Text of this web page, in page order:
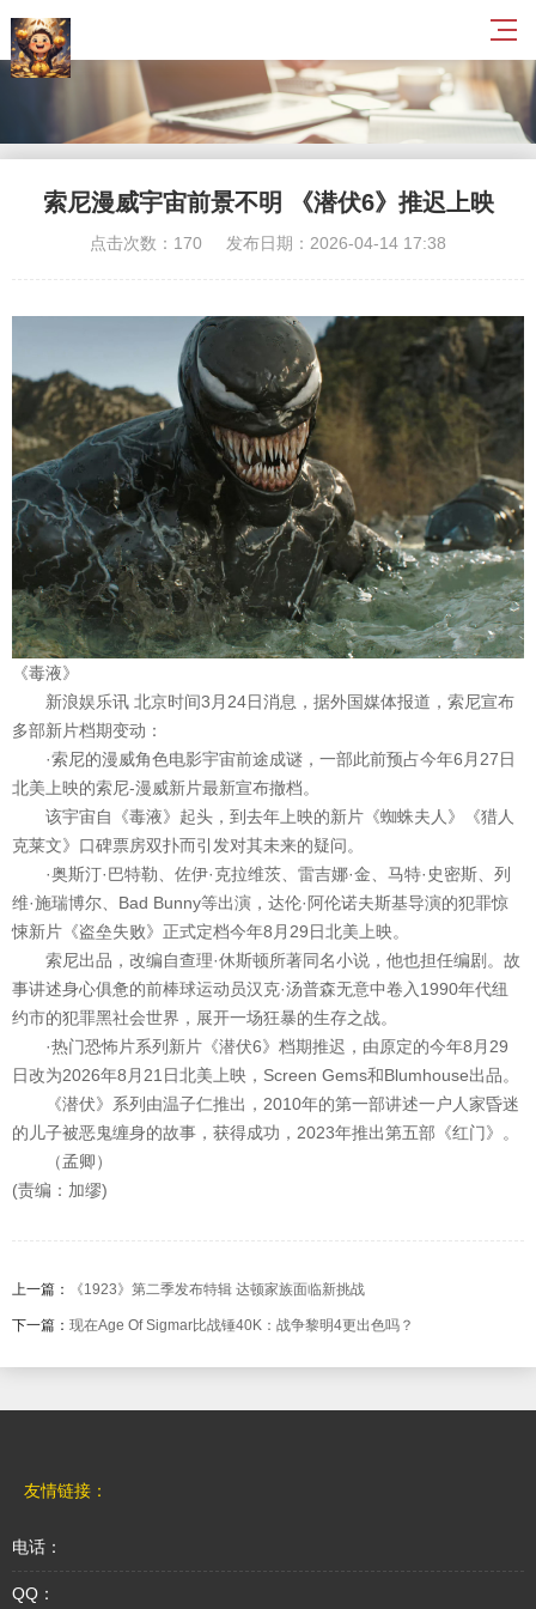
索尼漫威宇宙前景不明 《潜伏6》推迟上映
点击次数：170 发布日期：2026-04-14 17:38
《毒液》
新浪娱乐讯 北京时间3月24日消息，据外国媒体报道，索尼宣布
多部新片档期变动：
·索尼的漫威角色电影宇宙前途成谜，一部此前预占今年6月27日
北美上映的索尼-漫威新片最新宣布撤档。
该宇宙自《毒液》起头，到去年上映的新片《蜘蛛夫人》《猎人
克莱文》口碑票房双扑而引发对其未来的疑问。
·奥斯汀·巴特勒、佐伊·克拉维茨、雷吉娜·金、马特·史密斯、列
维·施瑞博尔、Bad Bunny等出演，达伦·阿伦诺夫斯基导演的犯罪惊
悚新片《盗垒失败》正式定档今年8月29日北美上映。
索尼出品，改编自查理·休斯顿所著同名小说，他也担任编剧。故
事讲述身心俱惫的前棒球运动员汉克·汤普森无意中卷入1990年代纽
约市的犯罪黑社会世界，展开一场狂暴的生存之战。
·热门恐怖片系列新片《潜伏6》档期推迟，由原定的今年8月29
日改为2026年8月21日北美上映，Screen Gems和Blumhouse出品。
《潜伏》系列由温子仁推出，2010年的第一部讲述一户人家昏迷
的儿子被恶鬼缠身的故事，获得成功，2023年推出第五部《红门》。
（孟卿）
(责编：加缪)
上一篇： 《1923》第二季发布特辑 达顿家族面临新挑战
下一篇： 现在Age Of Sigmar比战锤40K：战争黎明4更出色吗？
友情链接：
电话：
QQ：